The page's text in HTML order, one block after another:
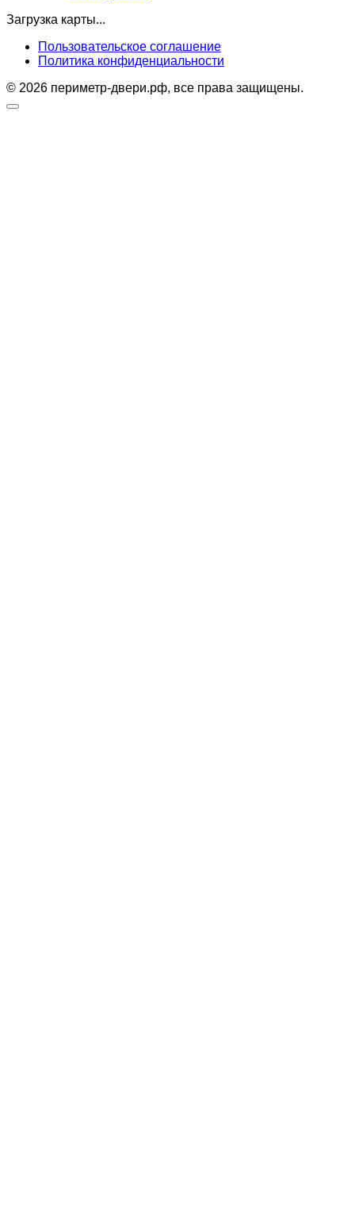
Загрузка карты...
Пользовательское соглашение
Политика конфиденциальности
© 2026 периметр-двери.рф, все права защищены.